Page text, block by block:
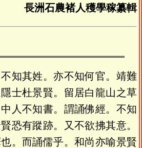
長洲石農褚人穫學稼纂輯
知其姓。亦不知何官。靖難
士杜景賢。留居白龍山之草
人不知書。謂誦佛經。不知
恐有蹤跡。又不欲拂其意。
。而誦儒乎。和尚亦喻景賢